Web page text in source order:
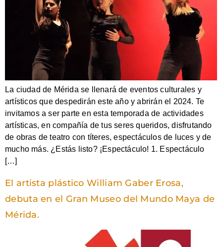
La ciudad de Mérida se llenará de eventos culturales y
artísticos que despedirán este año y abrirán el 2024. Te
invitamos a ser parte en esta temporada de actividades
artísticas, en compañía de tus seres queridos, disfrutando
de obras de teatro con títeres, espectáculos de luces y de
mucho más. ¿Estás listo? ¡Espectáculo! 1. Espectáculo
[…]
El artista plástico William Gaber Erosa,
debuta en el Gran Museo del Mundo Maya de
Mérida.